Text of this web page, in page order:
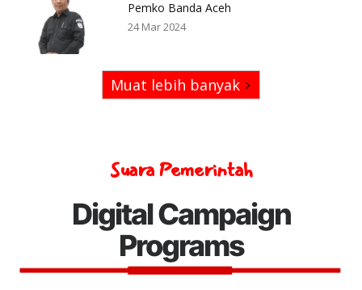
Pemko Banda Aceh
24 Mar 2024
Muat lebih banyak
Suara Pemerintah
Digital Campaign
Programs